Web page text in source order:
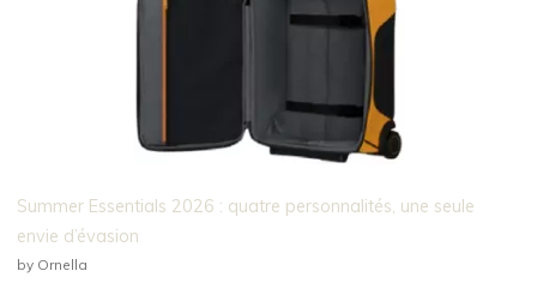
Summer Essentials 2026 : quatre personnalités, une seule
envie d’évasion
by Ornella